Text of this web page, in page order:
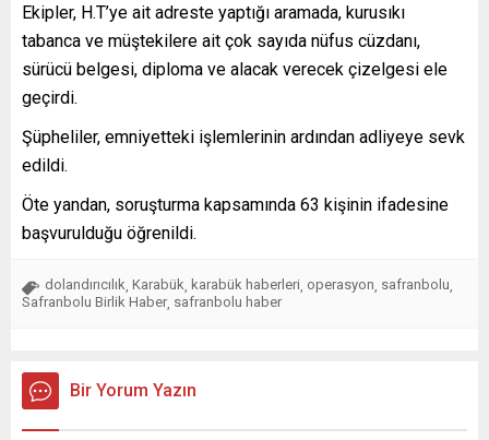
Ekipler, H.T’ye ait adreste yaptığı aramada, kurusıkı
tabanca ve müştekilere ait çok sayıda nüfus cüzdanı,
sürücü belgesi, diploma ve alacak verecek çizelgesi ele
geçirdi.
Şüpheliler, emniyetteki işlemlerinin ardından adliyeye sevk
edildi.
Öte yandan, soruşturma kapsamında 63 kişinin ifadesine
başvurulduğu öğrenildi.
dolandırıcılık Karabük karabük haberleri operasyon safranbolu
Safranbolu Birlik Haber safranbolu haber
Bir Yorum Yazın